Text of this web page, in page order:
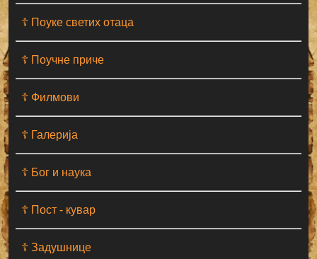
☦ Поуке светих отаца
☦ Поучне приче
☦ Филмови
☦ Галерија
☦ Бог и наука
☦ Пост - кувар
☦ Задушнице